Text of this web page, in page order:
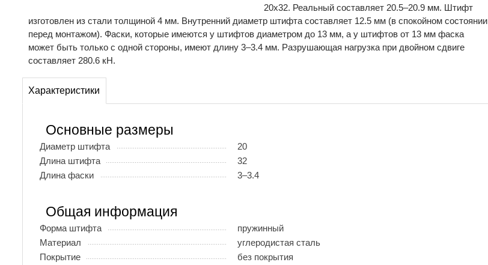
20х32. Реальный составляет 20.5–20.9 мм. Штифт
изготовлен из стали толщиной 4 мм. Внутренний диаметр штифта составляет 12.5 мм (в спокойном состоянии
перед монтажом). Фаски, которые имеются у штифтов диаметром до 13 мм, а у штифтов от 13 мм фаска
может быть только с одной стороны, имеют длину 3–3.4 мм. Разрушающая нагрузка при двойном сдвиге
составляет 280.6 кН.
Характеристики
Основные размеры
Диаметр штифта
20
Длина штифта
32
Длина фаски
3–3.4
Общая информация
Форма штифта
пружинный
Материал
углеродистая сталь
Покрытие
без покрытия